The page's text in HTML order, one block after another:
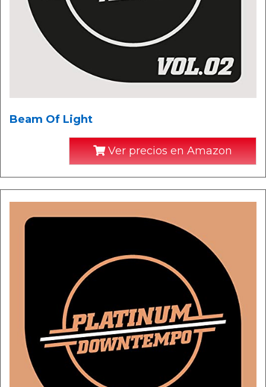
Beam Of Light
Ver precios en Amazon